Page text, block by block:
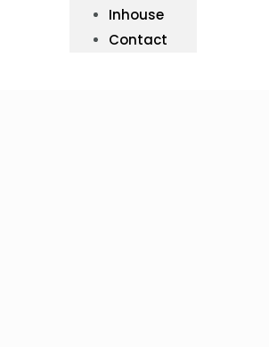
Inhouse
Contact